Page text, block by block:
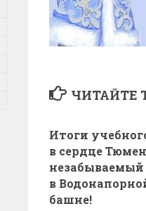
ЧИТАЙТЕ
Итоги
в сердце
незабываемый
в
башне!